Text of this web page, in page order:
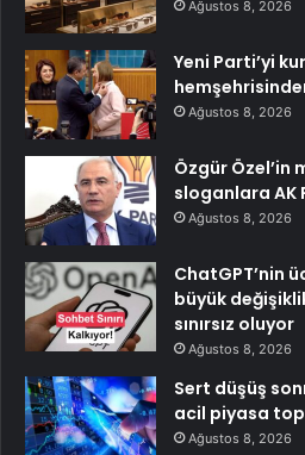
Ağustos 8, 2026
Yeni Parti’yi
Ağustos 8, 2026
Özgür Özel’in
sloganlara AK
Ağustos 8, 2026
ChatGPT’nin
büyük
sınırsız oluyor
Ağustos 8, 2026
Sert düşüş
acil piyasa
Ağustos 8, 2026